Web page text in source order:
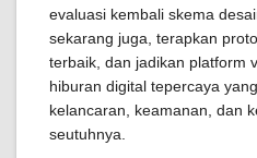
evaluasi kembali skema
sekarang juga, terapkan
terbaik, dan jadikan platform
hiburan digital tepercaya
kelancaran, keamanan, dan
seutuhnya.